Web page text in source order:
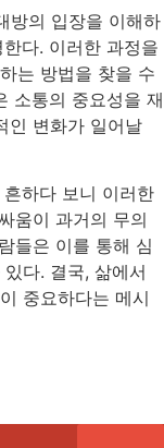
방의 입장을 이해하
다. 이러한 과정을
는 방법을 찾을 수
소통의 중요성을 재
인 변화가 일어날
하다 보니 이러한
움이 과거의 무의
들은 이를 통해 심
다. 결국, 삶에서
중요하다는 메시